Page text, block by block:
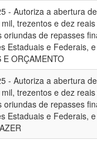
- Autoriza a abertura
trezentos e dez
de repasses
Estaduais e Federais,
E ORÇAMENTO
- Autoriza a abertura
trezentos e dez
de repasses
Estaduais e Federais,